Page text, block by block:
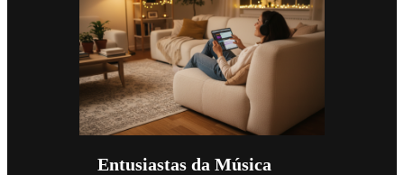
Entusiastas da Música